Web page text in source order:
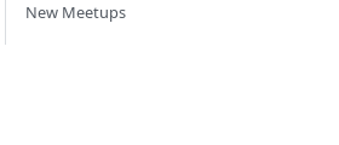
New Meetups